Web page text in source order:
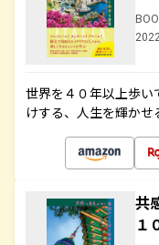
世界を４０年以上歩
けする、人生を輝か
共
１